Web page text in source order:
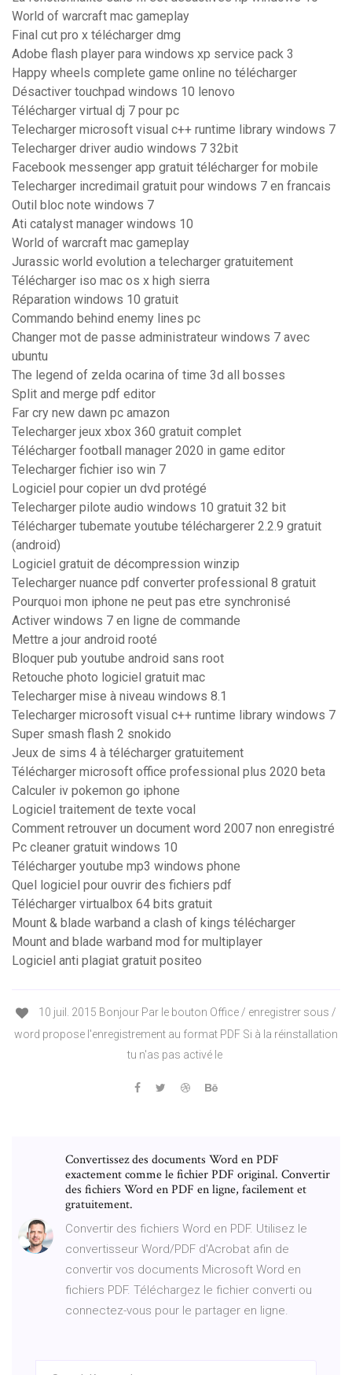
World of warcraft mac gameplay
Final cut pro x télécharger dmg
Adobe flash player para windows xp service pack 3
Happy wheels complete game online no télécharger
Désactiver touchpad windows 10 lenovo
Télécharger virtual dj 7 pour pc
Telecharger microsoft visual c++ runtime library windows 7
Telecharger driver audio windows 7 32bit
Facebook messenger app gratuit télécharger for mobile
Telecharger incredimail gratuit pour windows 7 en francais
Outil bloc note windows 7
Ati catalyst manager windows 10
World of warcraft mac gameplay
Jurassic world evolution a telecharger gratuitement
Télécharger iso mac os x high sierra
Réparation windows 10 gratuit
Commando behind enemy lines pc
Changer mot de passe administrateur windows 7 avec
ubuntu
The legend of zelda ocarina of time 3d all bosses
Split and merge pdf editor
Far cry new dawn pc amazon
Telecharger jeux xbox 360 gratuit complet
Télécharger football manager 2020 in game editor
Telecharger fichier iso win 7
Logiciel pour copier un dvd protégé
Telecharger pilote audio windows 10 gratuit 32 bit
Télécharger tubemate youtube téléchargerer 2.2.9 gratuit
(android)
Logiciel gratuit de décompression winzip
Telecharger nuance pdf converter professional 8 gratuit
Pourquoi mon iphone ne peut pas etre synchronisé
Activer windows 7 en ligne de commande
Mettre a jour android rooté
Bloquer pub youtube android sans root
Retouche photo logiciel gratuit mac
Telecharger mise à niveau windows 8.1
Telecharger microsoft visual c++ runtime library windows 7
Super smash flash 2 snokido
Jeux de sims 4 à télécharger gratuitement
Télécharger microsoft office professional plus 2020 beta
Calculer iv pokemon go iphone
Logiciel traitement de texte vocal
Comment retrouver un document word 2007 non enregistré
Pc cleaner gratuit windows 10
Télécharger youtube mp3 windows phone
Quel logiciel pour ouvrir des fichiers pdf
Télécharger virtualbox 64 bits gratuit
Mount & blade warband a clash of kings télécharger
Mount and blade warband mod for multiplayer
Logiciel anti plagiat gratuit positeo
10 juil. 2015 Bonjour Par le bouton Office / enregistrer sous /
word propose l'enregistrement au format PDF Si à la réinstallation
tu n'as pas activé le
Convertissez des documents Word en PDF
exactement comme le fichier PDF original. Convertir
des fichiers Word en PDF en ligne, facilement et
gratuitement.
Convertir des fichiers Word en PDF. Utilisez le
convertisseur Word/PDF d'Acrobat afin de
convertir vos documents Microsoft Word en
fichiers PDF. Téléchargez le fichier converti ou
connectez-vous pour le partager en ligne.